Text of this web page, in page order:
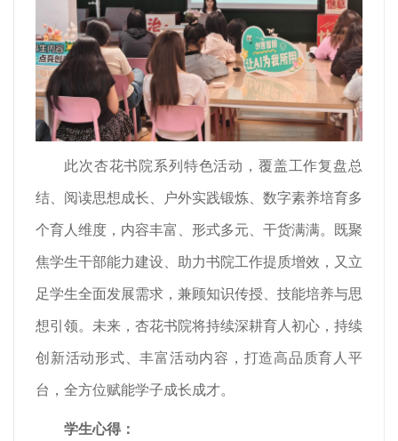
此次杏花书院系列特色活动，覆盖工作复盘总
结、阅读思想成长、户外实践锻炼、数字素养培育多
个育人维度，内容丰富、形式多元、干货满满。既聚
焦学生干部能力建设、助力书院工作提质增效，又立
足学生全面发展需求，兼顾知识传授、技能培养与思
想引领。未来，杏花书院将持续深耕育人初心，持续
创新活动形式、丰富活动内容，打造高品质育人平
台，全方位赋能学子成长成才。
学生心得：